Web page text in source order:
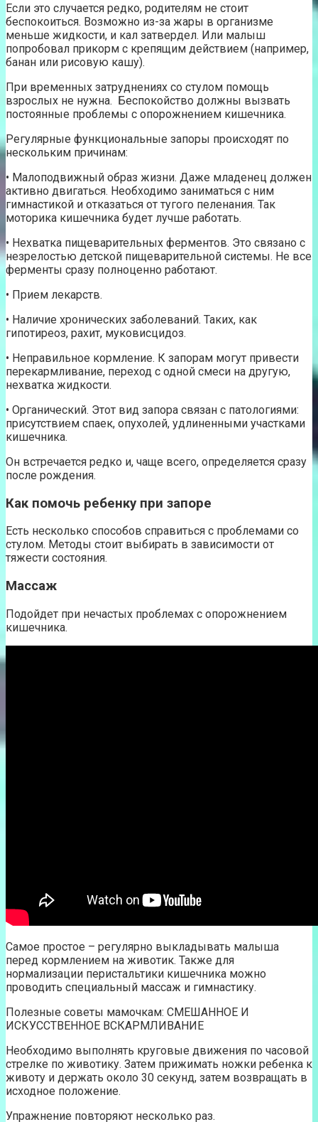
Если это случается редко, родителям не стоит
беспокоиться. Возможно из-за жары в организме
меньше жидкости, и кал затвердел. Или малыш
попробовал прикорм с крепящим действием (например,
банан или рисовую кашу).
При временных затруднениях со стулом помощь
взрослых не нужна. Беспокойство должны вызвать
постоянные проблемы с опорожнением кишечника.
Регулярные функциональные запоры происходят по
нескольким причинам:
• Малоподвижный образ жизни. Даже младенец должен
активно двигаться. Необходимо заниматься с ним
гимнастикой и отказаться от тугого пеленания. Так
моторика кишечника будет лучше работать.
• Нехватка пищеварительных ферментов. Это связано с
незрелостью детской пищеварительной системы. Не все
ферменты сразу полноценно работают.
• Прием лекарств.
• Наличие хронических заболеваний. Таких, как
гипотиреоз, рахит, муковисцидоз.
• Неправильное кормление. К запорам могут привести
перекармливание, переход с одной смеси на другую,
нехватка жидкости.
• Органический. Этот вид запора связан с патологиями:
присутствием спаек, опухолей, удлиненными участками
кишечника.
Он встречается редко и, чаще всего, определяется сразу
после рождения.
Как помочь ребенку при запоре
Есть несколько способов справиться с проблемами со
стулом. Методы стоит выбирать в зависимости от
тяжести состояния.
Массаж
Подойдет при нечастых проблемах с опорожнением
кишечника.
Самое простое – регулярно выкладывать малыша
перед кормлением на животик. Также для
нормализации перистальтики кишечника можно
проводить специальный массаж и гимнастику.
Полезные советы мамочкам: СМЕШАННОЕ И
ИСКУССТВЕННОЕ ВСКАРМЛИВАНИЕ
Необходимо выполнять круговые движения по часовой
стрелке по животику. Затем прижимать ножки ребенка к
животу и держать около 30 секунд, затем возвращать в
исходное положение.
Упражнение повторяют несколько раз.